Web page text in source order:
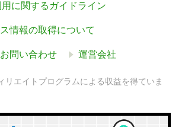
に関するガイドライン
情報の取得について
問い合わせ 運営会社
リエイトプログラムによる収益を得ていま